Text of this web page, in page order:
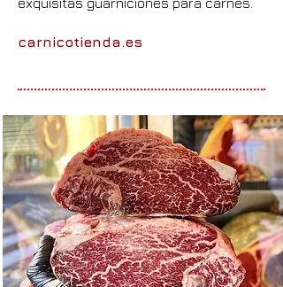
carnicotienda.es